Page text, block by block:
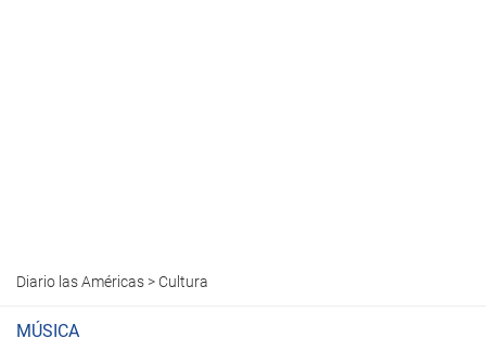
Diario las Américas> Cultura
MÚSICA